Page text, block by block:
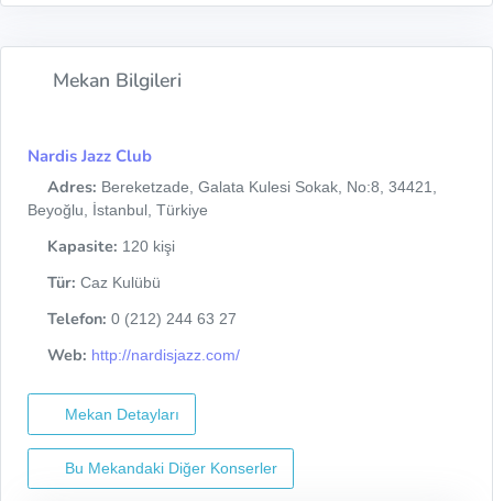
Mekan Bilgileri
Nardis Jazz Club
Adres: Bereketzade, Galata Kulesi Sokak, No:8, 34421,
Beyoğlu, İstanbul, Türkiye
Kapasite: 120 kişi
Tür: Caz Kulübü
Telefon: 0 (212) 244 63 27
Web: http://nardisjazz.com/
Mekan Detayları
Bu Mekandaki Diğer Konserler